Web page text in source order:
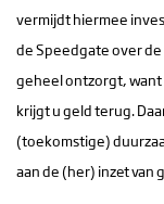
vermijdt hiermee
de Speedgate over
geheel ontzorgt, want
krijgt u geld terug.
(toekomstige)
aan de (her) inzet van